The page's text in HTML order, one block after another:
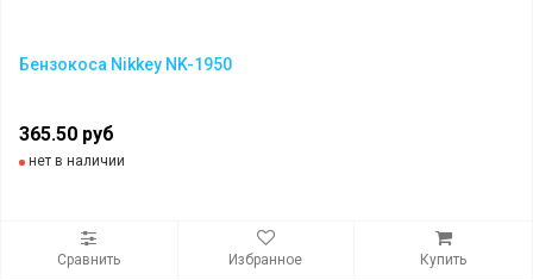
Бензокоса Nikkey NK-1950
365.50 руб
нет в наличии
Сравнить Избранное Купить